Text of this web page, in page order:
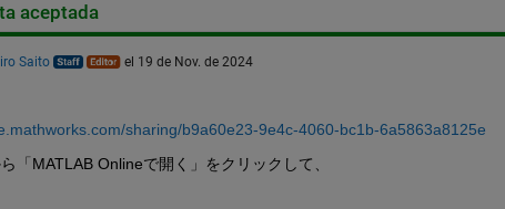
aceptada
Saito el 19 de Nov. de 2024
sharing/b9a60e23-9e4c-4060-bc1b-6a5863a8125e
「MATLAB Onlineで開く」をクリックして、